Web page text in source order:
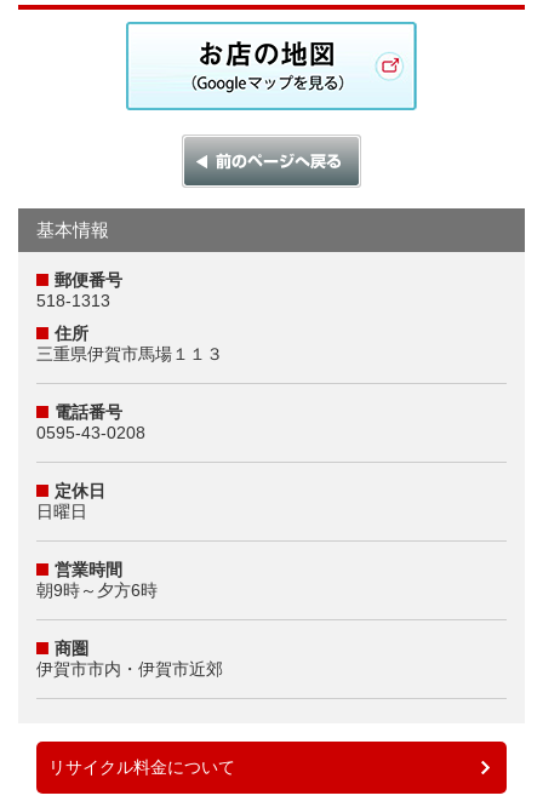
基本情報
郵便番号
518-1313
住所
三重県伊賀市馬場１１３
電話番号
0595-43-0208
定休日
日曜日
営業時間
朝9時～夕方6時
商圏
伊賀市市内・伊賀市近郊
リサイクル料金について